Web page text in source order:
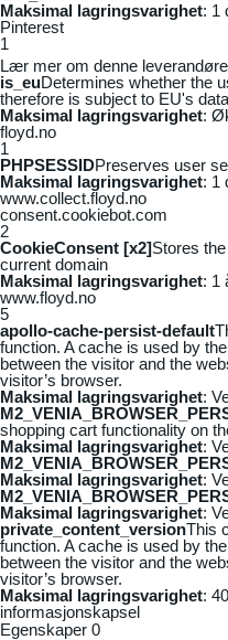
Maksimal lagringsvarighet: 1
Pinterest
1
Lær mer om denne
is_euDetermines whether the
therefore is subject to EU's
Maksimal lagringsvarighet:
floyd.no
1
PHPSESSIDPreserves user
Maksimal lagringsvarighet: 1
www.collect.floyd.no
consent.cookiebot.com
2
CookieConsent [x2]Stores
current domain
Maksimal lagringsvarighet: 1
www.floyd.no
5
apollo-cache-persist-default
function. A cache is used by
between the visitor and the
visitor’s browser.
Maksimal lagringsvarighet:
shopping cart functionality on
Maksimal lagringsvarighet:
Maksimal lagringsvarighet:
Maksimal lagringsvarighet:
private_content_versionThis
function. A cache is used by
between the visitor and the
visitor’s browser.
Maksimal lagringsvarighet:
informasjonskapsel
Egenskaper 0